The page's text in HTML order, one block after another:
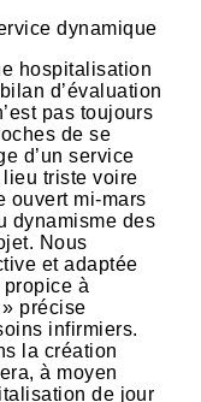
dynamique
hospitalisation
d’évaluation
pas toujours
de se
d’un service
triste voire
ouvert mi-mars
dynamisme des
Nous
et adaptée
à
précise
infirmiers.
la création
à moyen
de jour